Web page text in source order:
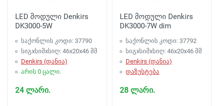
LED მოდული Denkirs
DK3000-5W
საქონლის კოდი: 37790
სიგxსიმxსიღ: 46x20x46 მმ
Denkirs (დანია)
არის 0 ცალი.
24 ლარი.
LED მოდული Denkirs
DK3000-7W dim
საქონლის კოდი: 37792
სიგxსიმxსიღ: 46x20x46 მმ
Denkirs (დანია)
დაზუსტება
28 ლარი.